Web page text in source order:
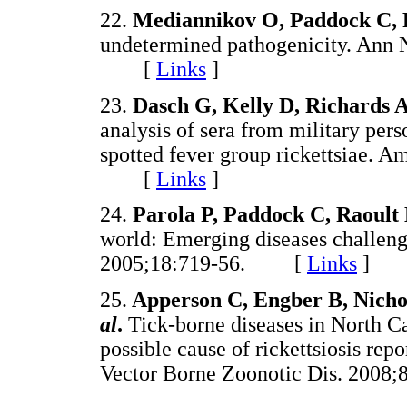
22. Mediannikov O, Paddock C,
undetermined pathogenicity. Ann
[ Links ]
23. Dasch G, Kelly D, Richards
analysis of sera from military
spotted fever group rickettsiae.
[ Links ]
24. Parola P, Paddock C,
world: Emerging diseases
2005;18:719-56. [ Links ]
25. Apperson C, Engber B,
al. Tick-borne diseases in North
possible cause of rickettsiosis
Vector Borne Zoonotic Dis.